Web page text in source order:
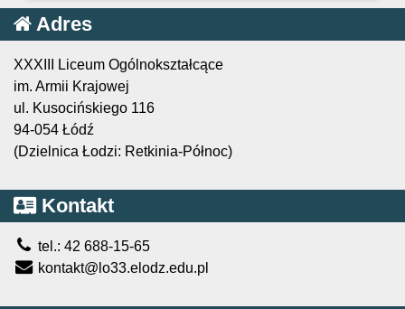
Adres
XXXIII Liceum Ogólnokształcące
im. Armii Krajowej
ul. Kusocińskiego 116
94-054 Łódź
(Dzielnica Łodzi: Retkinia-Północ)
Kontakt
tel.: 42 688-15-65
kontakt@lo33.elodz.edu.pl